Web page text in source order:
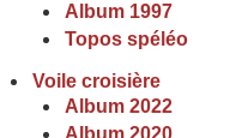
Album 1997
Topos spéléo
Voile croisière
Album 2022
Album 2020